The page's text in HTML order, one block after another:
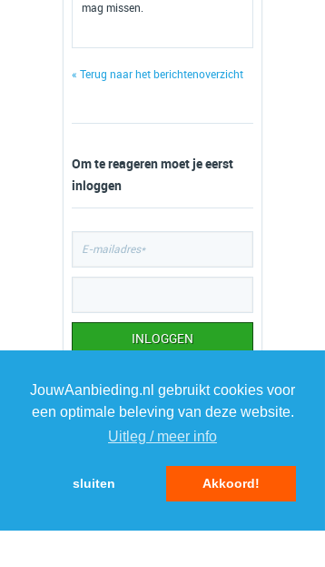
JouwAanbieding.nl gebruikt cookies voor
een optimale beleving van deze website.
Uitleg / meer info
sluiten Akkoord!
mag missen.
« Terug naar het berichtenoverzicht
Om te reageren moet je eerst
inloggen
TOP 5 AANBIEDINGEN
NZA polo Hawera
Suitableshop
Hi Dutch Oven set
DealDonkey.com 4